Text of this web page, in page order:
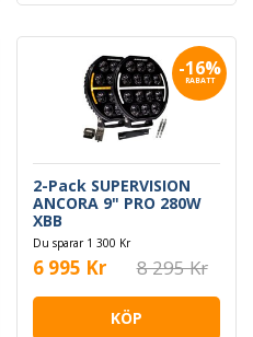
-16%
RABATT
2-Pack SUPERVISION
ANCORA 9" PRO 280W
XBB
Du sparar 1 300 Kr
6 995 Kr 8 295 Kr
KÖP